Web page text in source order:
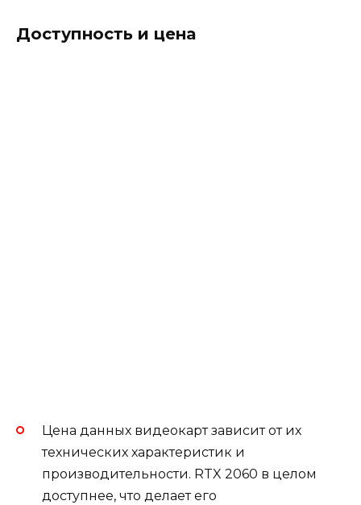
Доступность и цена
Цена данных видеокарт зависит от их
технических характеристик и
производительности. RTX 2060 в целом
доступнее, что делает его